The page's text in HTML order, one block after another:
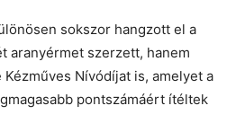
sokszor hangzott el a
aranyérmet szerzett, hanem
Nívódíjat is, amelyet a
pontszámáért ítéltek